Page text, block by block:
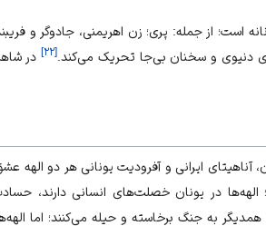
است؛ از جمله: پری؛ زن اهریمنی، جادوگر و
دنیوی و سخنان بی‌جا تحریک می‌کند.[۲۲] در
ایرانی و آفرودیت یونانی هر دو الهه
الهه‌ها در یونان خصلت‌های انسانی دارند،
به جنگ برخاسته و حیله می‌کنند؛ اما